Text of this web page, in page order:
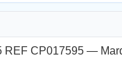
REF CP017595 —